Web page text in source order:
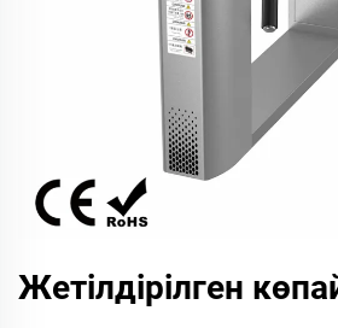
Жетілдірілген